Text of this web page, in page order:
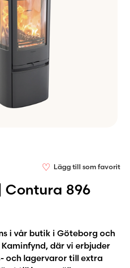
♡ Lägg till som favorit
Contura 896
i vår butik i Göteborg och
där vi erbjuder
och lagervaror till extra